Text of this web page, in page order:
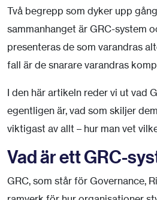
Två begrepp som dyker upp
sammanhanget är GRC-system
presenteras de som varandras
fall är de snarare varandras
I den här artikeln reder vi ut vad
egentligen är, vad som skiljer
viktigast av allt – hur man vet
Vad är ett GRC-
GRC, som står för Governance,